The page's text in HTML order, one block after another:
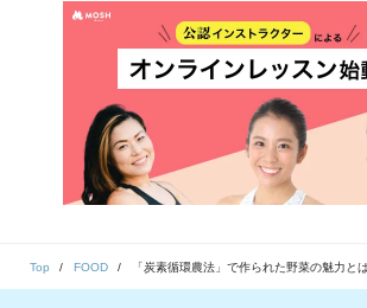
介する。
Top FOOD 「炭素循環農法」で作られた野菜の魅力と